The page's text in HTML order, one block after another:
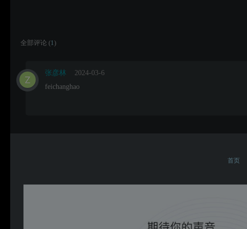
全部评论 (1)
张彦林 2024-03-6
feichanghao
首页